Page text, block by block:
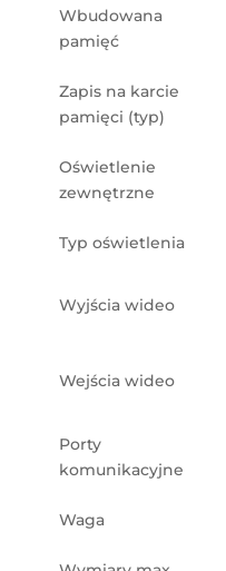
Wbudowana
pamięć
Zapis na karcie
pamięci (typ)
Oświetlenie
zewnętrzne
Typ oświetlenia
Wyjścia wideo
Wejścia wideo
Porty
komunikacyjne
Waga